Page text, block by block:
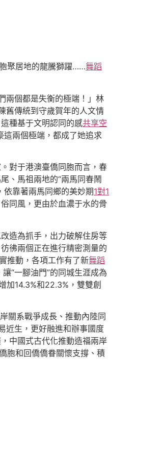
聚居地的龍騰獅躍……舞蹈
兩個都是失衡的極端！」林
舊傳統到守歲賀年的人文情
種基于文明認同的感共享空
兩個極端，都成了她追求
對于港澳臺僑同胞而言，春
、馬祖兩地的“兩馬同春鬧
依靠著兩馬同鄉的美妙期1對1
同風，更由於血濃于水的骨
造為抓手，出力破解住房等
彿兩個正在進行精密測量的
推動，各項工作有了新舞蹈
“一腳油門”的同城生涯成為
14.3%和22.3%，雙雙創
關系戰爭成長、推動內陸同
近生，更好融進和辦事國度
中國式古代化推動造福兩岸
胞和回僑僑眷關懷支撐、積